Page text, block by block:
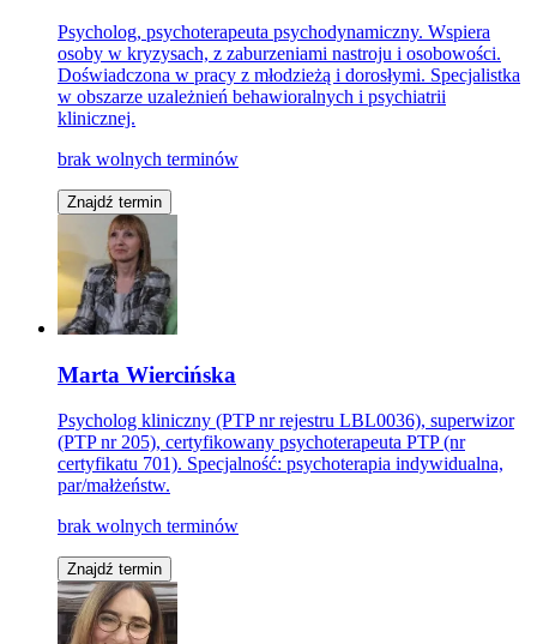
Psycholog, psychoterapeuta psychodynamiczny. Wspiera
osoby w kryzysach, z zaburzeniami nastroju i osobowości.
Doświadczona w pracy z młodzieżą i dorosłymi. Specjalistka
w obszarze uzależnień behawioralnych i psychiatrii
klinicznej.
brak wolnych terminów
Znajdź termin
Marta Wiercińska
Psycholog kliniczny (PTP nr rejestru LBL0036), superwizor
(PTP nr 205), certyfikowany psychoterapeuta PTP (nr
certyfikatu 701). Specjalność: psychoterapia indywidualna,
par/małżeństw.
brak wolnych terminów
Znajdź termin